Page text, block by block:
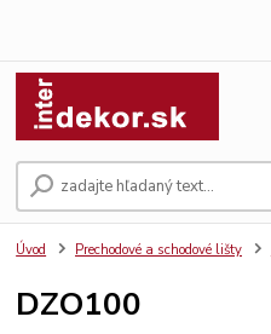
Úvod Prechodové a schodové lišty
DZO100